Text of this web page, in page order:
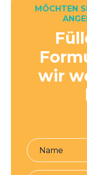
MÖCHTEN
wir